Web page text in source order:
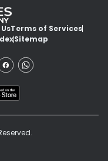
Terms of Services
Sitemap